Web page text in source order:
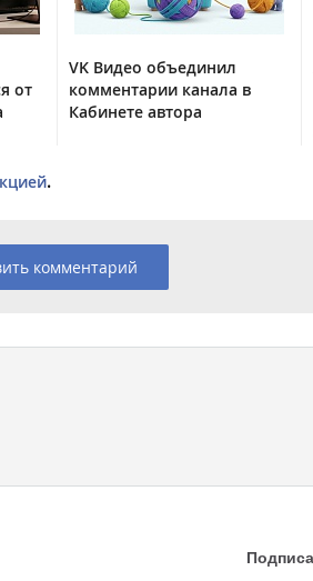
от
VK Видео объединил
комментарии канала в
Кабинете автора
.
комментарий